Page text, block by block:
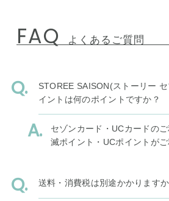
FAQ よくあるご質問
STOREE SAISON(ストーリー
イントは何のポイントですか？
セゾンカード・UCカードの
滅ポイント・UCポイントがご
送料・消費税は別途かかりますか